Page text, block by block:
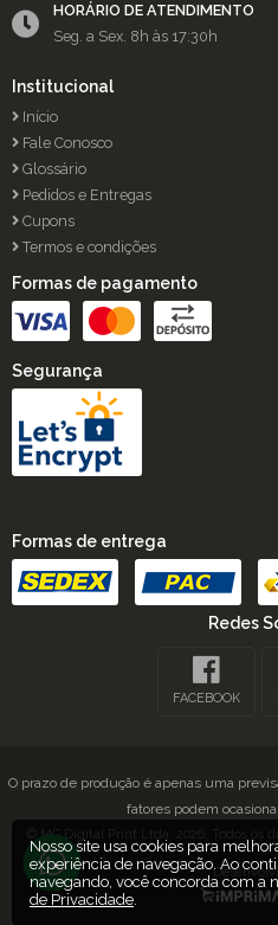
HORÁRIO DE ATENDIMENTO
Seg. a Sex. 8h às 17:30h
Institucional
Início
Fale Conosco
Glossário
Pedidos e Entregas
Cupons
Termos e condições
Formas de pagamento
Segurança
Formas de entrega
Redes
FACEBOOK
O prazo de produção é apenas uma
fatores podem
© MG Digital Print Ltda. 2026. Todos os
Nosso site usa cookies para
experiência de navegação. Ao
navegando, você concorda com a
de Privacidade.